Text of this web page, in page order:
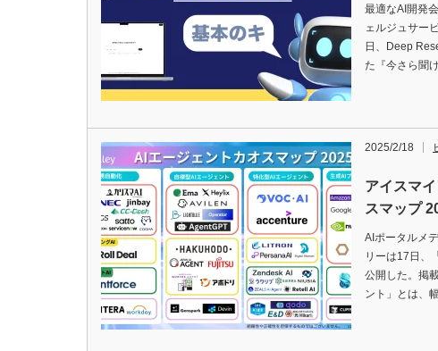
最適なAI開発
ェルジュサー
日、Deep
た『今さら聞
2025/2/18
アイスマ
スマップ
AIポータルメ
リーは17日、
公開した。掲
ント」とは、